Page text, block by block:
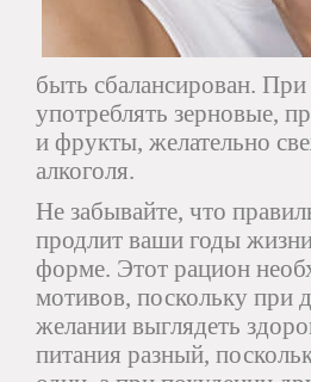
быть сбалансирован.
употреблять зерновые,
и фрукты, желательно
алкоголя.
Не забывайте, что
продлит ваши годы
форме. Этот рацион
мотивов, поскольку при
желании выглядеть
питания разный,